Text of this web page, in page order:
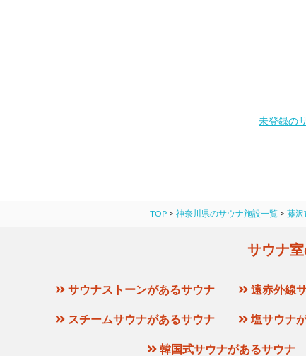
未登録の
TOP > 神奈川県のサウナ施設一覧 > 藤沢
サウナ
サウナストーンがあるサウナ 遠赤外線
スチームサウナがあるサウナ 塩サウナ
韓国式サウナがあるサウナ